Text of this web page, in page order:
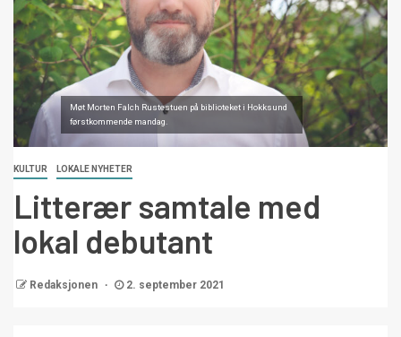
Møt Morten Falch Rustestuen på biblioteket i Hokksund
førstkommende mandag.
KULTUR LOKALE NYHETER
Litterær samtale med
lokal debutant
Redaksjonen 2. september 2021